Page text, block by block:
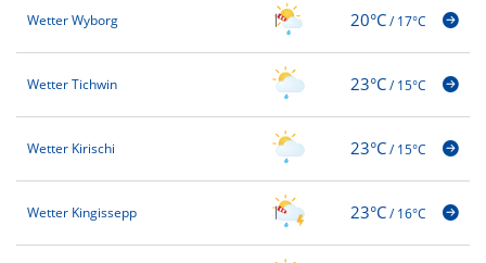
Wetter Wyborg 20°C/17°C
Wetter Tichwin 23°C/15°C
Wetter Kirischi 23°C/15°C
Wetter Kingissepp 23°C/16°C